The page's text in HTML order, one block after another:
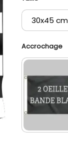
30x45 cm
Accrochage